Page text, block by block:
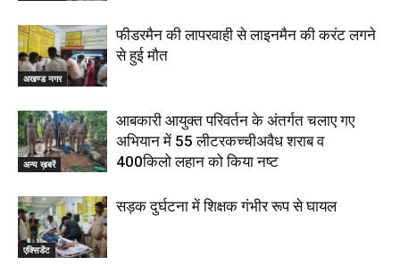
अखण्ड नगर
फीडरमैन की लापरवाही से लाइनमैन की करंट लगने
से हुई मौत
अन्य ख़बरें
आबकारी आयुक्त परिवर्तन के अंतर्गत चलाए गए
अभियान में 55 लीटरकच्चीअवैध शराब व
400किलो लहान को किया नष्ट
एक्सिडेंट
सड़क दुर्घटना में शिक्षक गंभीर रूप से घायल